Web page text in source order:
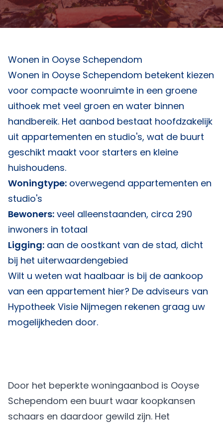
Wonen in Ooyse Schependom
Wonen in Ooyse Schependom betekent kiezen
voor compacte woonruimte in een groene
uithoek met veel groen en water binnen
handbereik. Het aanbod bestaat hoofdzakelijk
uit appartementen en studio's, wat de buurt
geschikt maakt voor starters en kleine
huishoudens.
Woningtype: overwegend appartementen en
studio's
Bewoners: veel alleenstaanden, circa 290
inwoners in totaal
Ligging: aan de oostkant van de stad, dicht
bij het uiterwaardengebied
Wilt u weten wat haalbaar is bij de aankoop
van een appartement hier? De adviseurs van
Hypotheek Visie Nijmegen rekenen graag uw
mogelijkheden door.
Door het beperkte woningaanbod is Ooyse
Schependom een buurt waar koopkansen
schaars en daardoor gewild zijn. Het